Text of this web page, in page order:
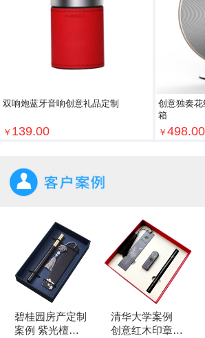
双响炮蓝牙音响创意礼品定制
￥ 139.00
创意独奏
箱
￥ 498.00
碧桂园房产定制
案例 紫光檀书
清华大学案例
创意红木印章